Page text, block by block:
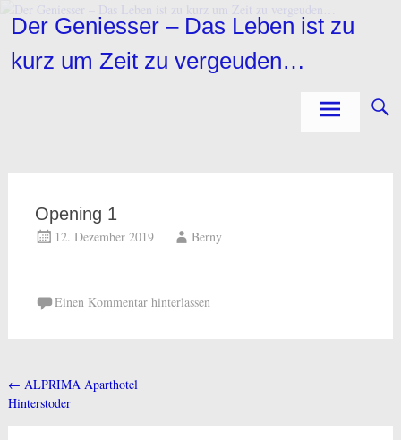
Zum
InhaltDer Geniesser – Das Leben ist zu
kurz um Zeit zu vergeuden…
Opening 1
12. Dezember 2019 Berny
Einen Kommentar hinterlassen
Beitragsnavigation
← ALPRIMA Aparthotel
Hinterstoder